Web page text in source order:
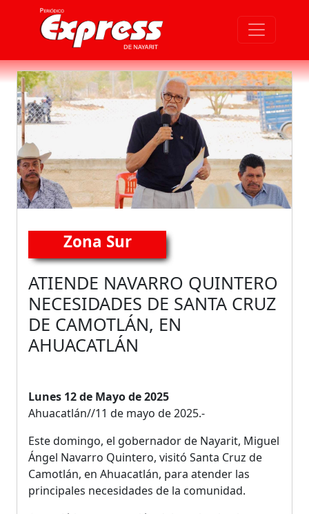
Zona Sur
ATIENDE NAVARRO QUINTERO
NECESIDADES DE SANTA CRUZ
DE CAMOTLÁN, EN
AHUACATLÁN
Lunes 12 de Mayo de 2025
Ahuacatlán//11 de mayo de 2025.-
Este domingo, el gobernador de Nayarit, Miguel
Ángel Navarro Quintero, visitó Santa Cruz de
Camotlán, en Ahuacatlán, para atender las
principales necesidades de la comunidad.